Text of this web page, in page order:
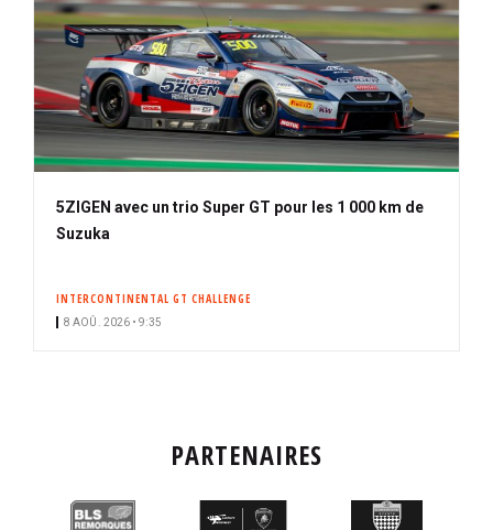
5ZIGEN avec un trio Super GT pour les 1 000 km de
Suzuka
INTERCONTINENTAL GT CHALLENGE
8 AOÛ. 2026 • 9:35
PARTENAIRES